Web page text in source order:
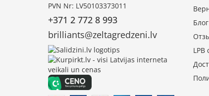
PVN Nr: LV50103373011
+371 2 772 8 993
brilliants@zeltagredzeni.lv
Блог
LPB